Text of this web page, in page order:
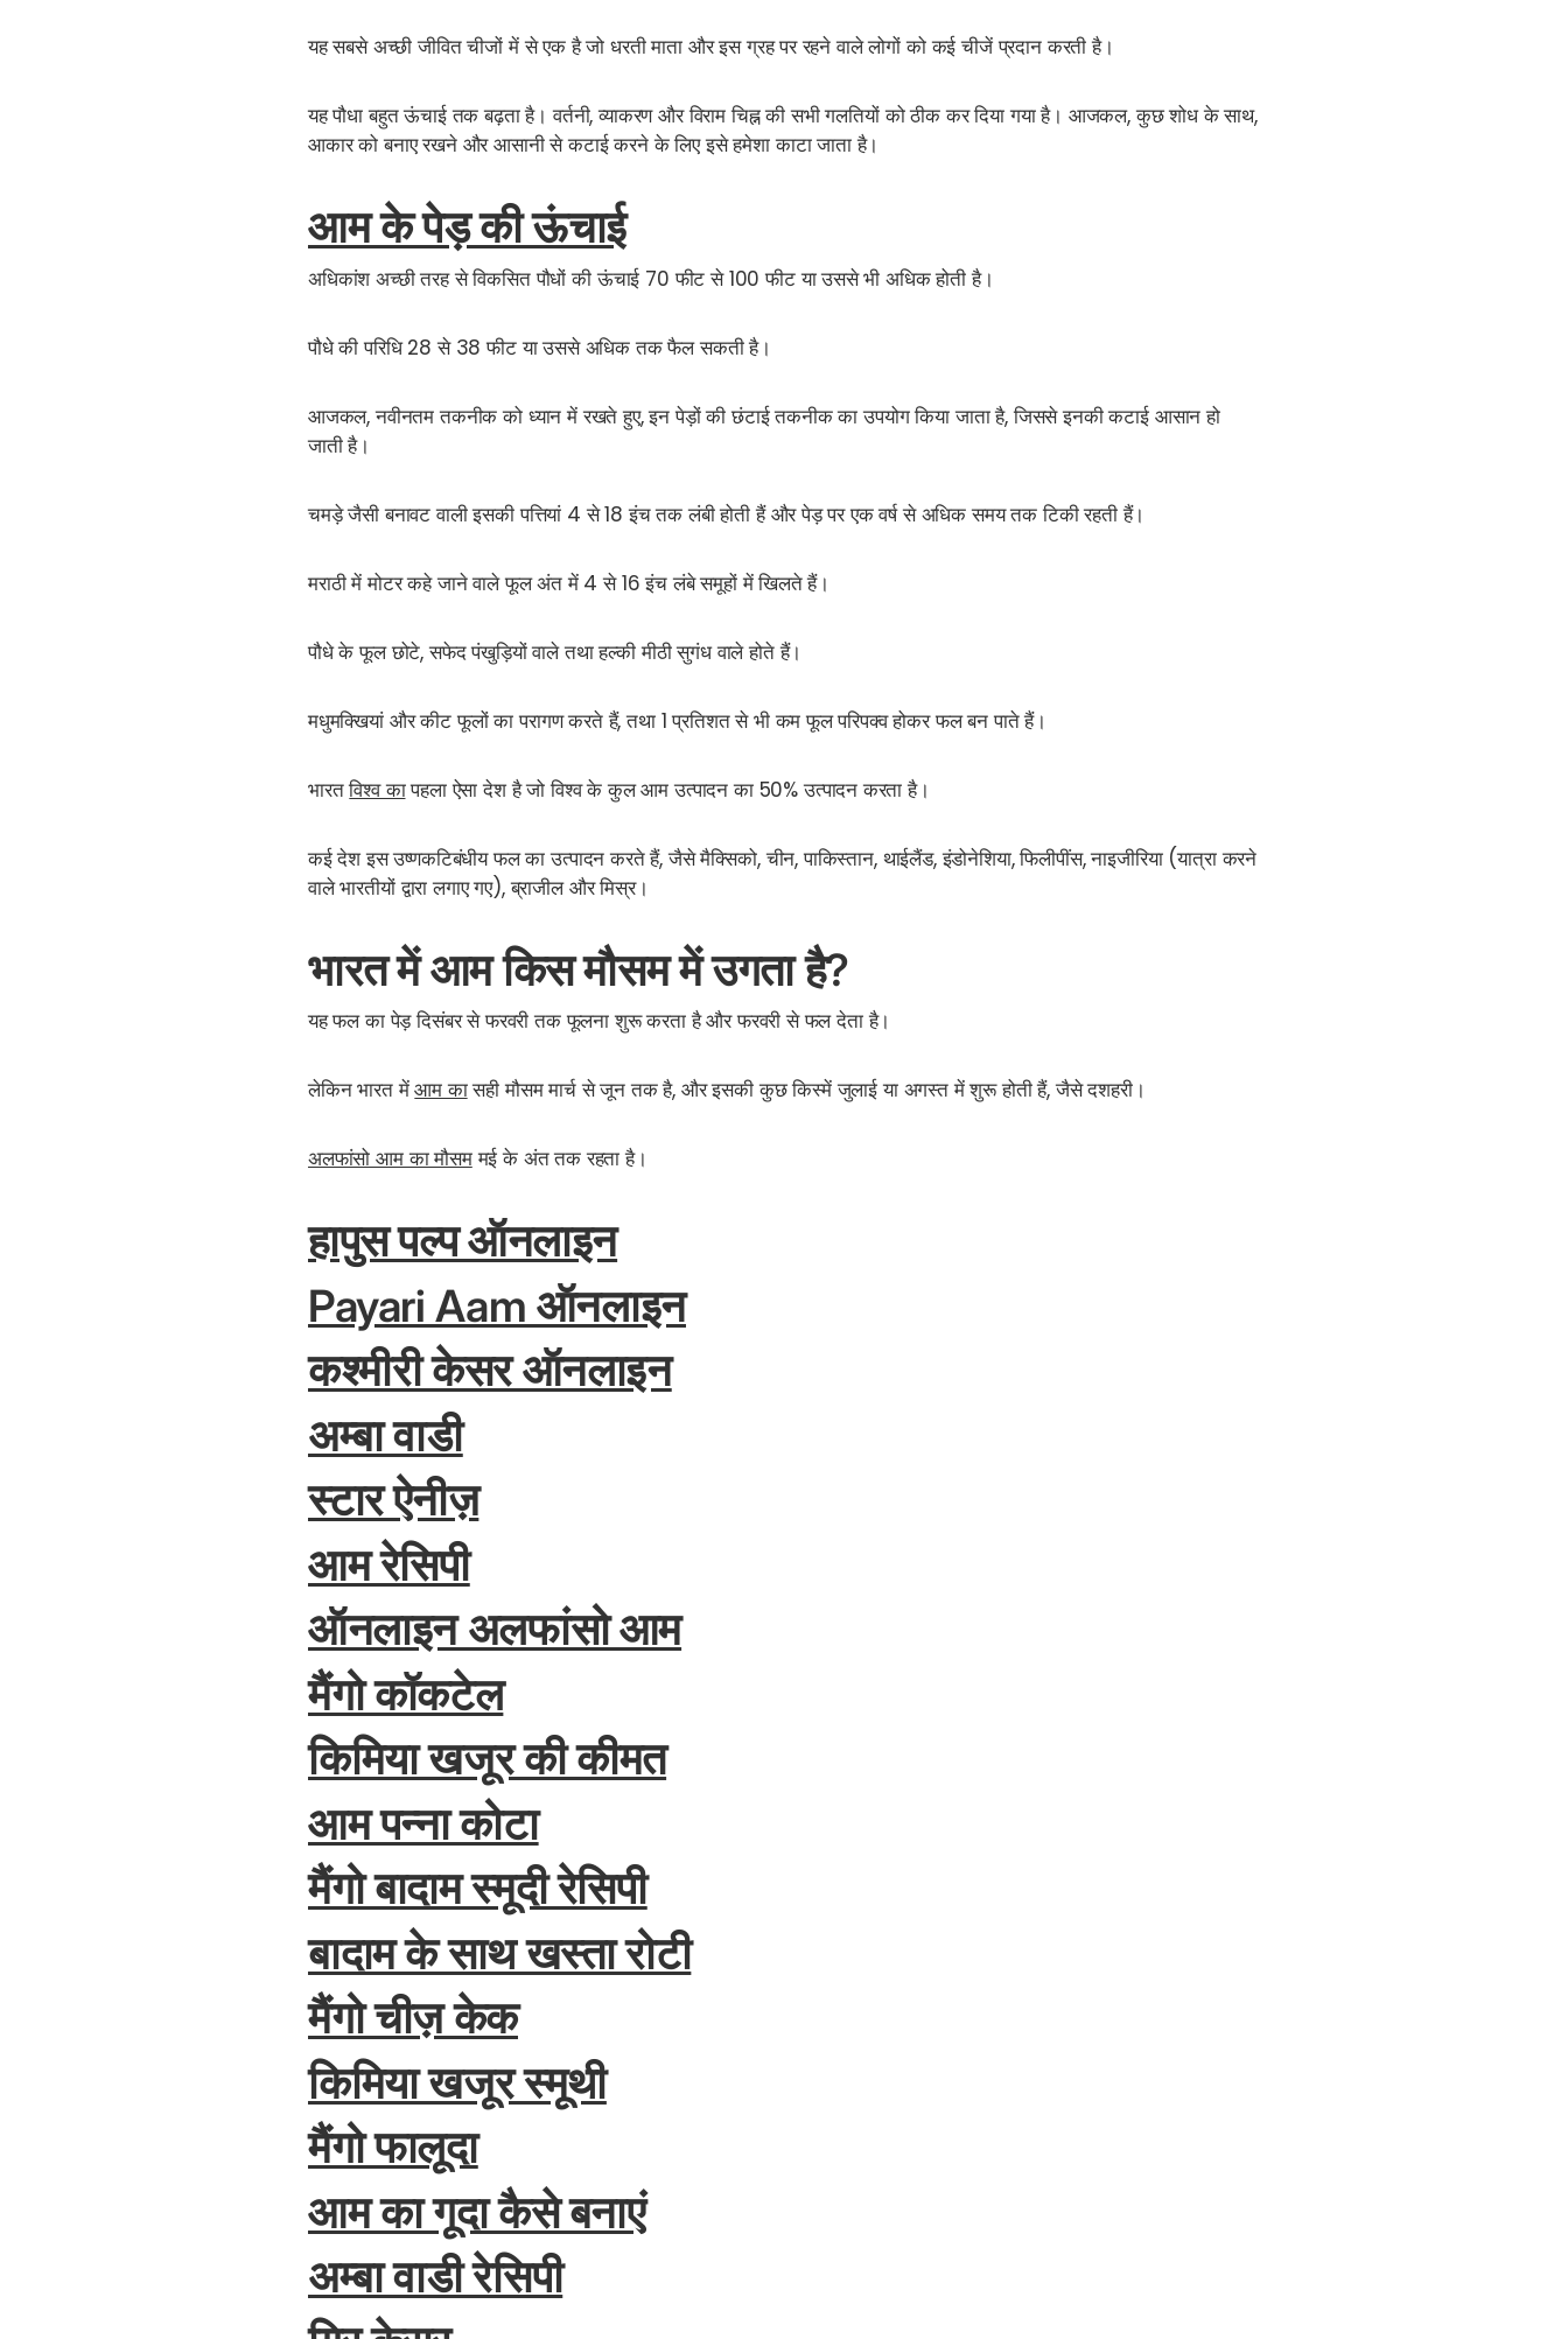
यह सबसे अच्छी जीवित चीजों में से एक है जो धरती माता और इस ग्रह पर रहने वाले लोगों को कई चीजें प्रदान करती है।
यह पौधा बहुत ऊंचाई तक बढ़ता है। वर्तनी, व्याकरण और विराम चिह्न की सभी गलतियों को ठीक कर दिया गया है। आजकल, कुछ शोध के साथ,
आकार को बनाए रखने और आसानी से कटाई करने के लिए इसे हमेशा काटा जाता है।
आम के पेड़ की ऊंचाई
अधिकांश अच्छी तरह से विकसित पौधों की ऊंचाई 70 फीट से 100 फीट या उससे भी अधिक होती है।
पौधे की परिधि 28 से 38 फीट या उससे अधिक तक फैल सकती है।
आजकल, नवीनतम तकनीक को ध्यान में रखते हुए, इन पेड़ों की छंटाई तकनीक का उपयोग किया जाता है, जिससे इनकी कटाई आसान हो
जाती है।
चमड़े जैसी बनावट वाली इसकी पत्तियां 4 से 18 इंच तक लंबी होती हैं और पेड़ पर एक वर्ष से अधिक समय तक टिकी रहती हैं।
मराठी में मोटर कहे जाने वाले फूल अंत में 4 से 16 इंच लंबे समूहों में खिलते हैं।
पौधे के फूल छोटे, सफेद पंखुड़ियों वाले तथा हल्की मीठी सुगंध वाले होते हैं।
मधुमक्खियां और कीट फूलों का परागण करते हैं, तथा 1 प्रतिशत से भी कम फूल परिपक्व होकर फल बन पाते हैं।
भारतविश्व कापहला ऐसा देश है जो विश्व के कुल आम उत्पादन का 50% उत्पादन करता है।
कई देश इस उष्णकटिबंधीय फल का उत्पादन करते हैं, जैसे मैक्सिको, चीन, पाकिस्तान, थाईलैंड, इंडोनेशिया, फिलीपींस, नाइजीरिया (यात्रा करने
वाले भारतीयों द्वारा लगाए गए), ब्राजील और मिस्र।
भारत में आम किस मौसम में उगता है?
यह फल का पेड़ दिसंबर से फरवरी तक फूलना शुरू करता है और फरवरी से फल देता है।
लेकिन भारत मेंआम का सहीमौसममार्च से जून तक है, और इसकी कुछ किस्में जुलाई या अगस्त में शुरू होती हैं, जैसे दशहरी।
अलफांसो आम का मौसम मई के अंत तक रहता है।
हापुस पल्प ऑनलाइन
Payari Aam ऑनलाइन
कश्मीरी केसर ऑनलाइन
अम्बा वाडी
स्टार ऐनीज़
आम रेसिपी
ऑनलाइन अलफांसो आम
मैंगो कॉकटेल
किमिया खजूर की कीमत
आम पन्ना कोटा
मैंगो बादाम स्मूदी रेसिपी
बादाम के साथ खस्ता रोटी
मैंगो चीज़ केक
किमिया खजूर स्मूथी
मैंगो फालूदा
आम का गूदा कैसे बनाएं
अम्बा वाडी रेसिपी